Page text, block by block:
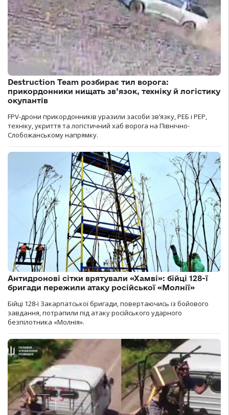
Destruction Team розбирає тил ворога:
прикордонники нищать зв’язок, техніку й логістику
окупантів
FPV-дрони прикордонників уразили засоби зв’язку, РЕБ і РЕР,
техніку, укриття та логістичний хаб ворога на Північно-
Слобожанському напрямку.
Антидронові сітки врятували «Хамві»: бійці 128-ї
бригади пережили атаку російської «Молнії»
Бійці 128-ї Закарпатської бригади, повертаючись із бойового
завдання, потрапили під атаку російського ударного
безпілотника «Молнія».